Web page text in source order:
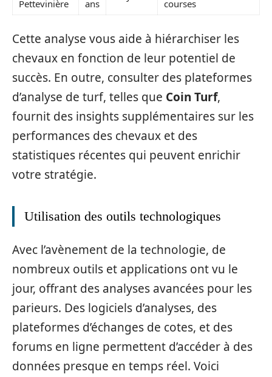
Pettevinière ans courses
Cette analyse vous aide à hiérarchiser les
chevaux en fonction de leur potentiel de
succès. En outre, consulter des plateformes
d’analyse de turf, telles que Coin Turf,
fournit des insights supplémentaires sur les
performances des chevaux et des
statistiques récentes qui peuvent enrichir
votre stratégie.
Utilisation des outils technologiques
Avec l’avènement de la technologie, de
nombreux outils et applications ont vu le
jour, offrant des analyses avancées pour les
parieurs. Des logiciels d’analyses, des
plateformes d’échanges de cotes, et des
forums en ligne permettent d’accéder à des
données presque en temps réel. Voici